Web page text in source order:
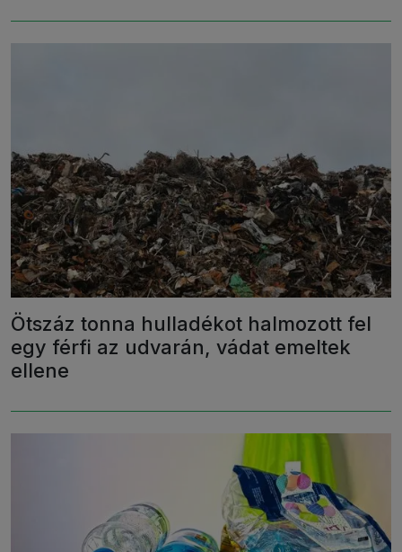
Ötszáz tonna hulladékot halmozott fel
egy férfi az udvarán, vádat emeltek
ellene